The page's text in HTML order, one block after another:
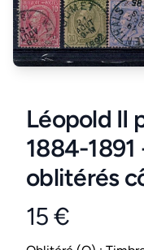
Léopold II
1884-
oblitérés
Product information
15 €